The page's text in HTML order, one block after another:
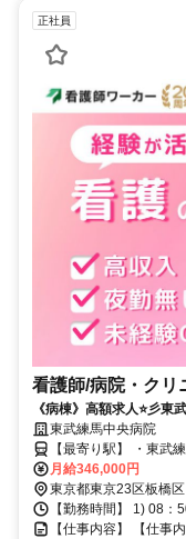
正社員
看護師/病院・クリ
《病棟》高額求人⭐彡東
会グループのケアミックス
東武練馬中央病院
【最寄り駅】 ・東武
月給346,000円
東京都東京23区板橋区
【勤務時間】 1) 08
【仕事内容】 【仕事